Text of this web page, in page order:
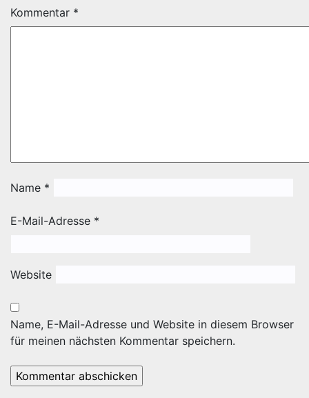
Kommentar *
Name *
E-Mail-Adresse *
Website
Name, E-Mail-Adresse und Website in diesem Browser
für meinen nächsten Kommentar speichern.